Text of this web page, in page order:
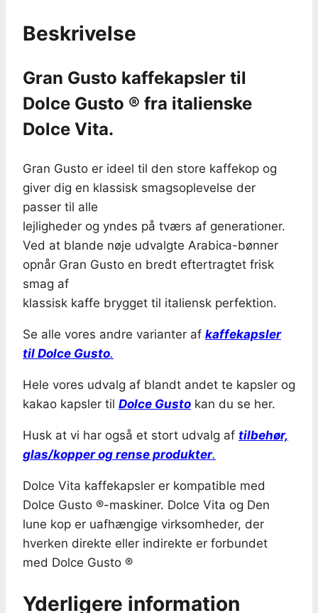
Beskrivelse
Gran Gusto kaffekapsler til
Dolce Gusto ® fra italienske
Dolce Vita.
Gran Gusto er ideel til den store kaffekop og
giver dig en klassisk smagsoplevelse der
passer til alle
lejligheder og yndes på tværs af generationer.
Ved at blande nøje udvalgte Arabica-bønner
opnår Gran Gusto en bredt eftertragtet frisk
smag af
klassisk kaffe brygget til italiensk perfektion.
Se alle vores andre varianter af kaffekapsler
til Dolce Gusto.
Hele vores udvalg af blandt andet te kapsler og
kakao kapsler til Dolce Gusto kan du se her.
Husk at vi har også et stort udvalg af tilbehør,
glas/kopper og rense produkter.
Dolce Vita kaffekapsler er kompatible med
Dolce Gusto ®-maskiner. Dolce Vita og Den
lune kop er uafhængige virksomheder, der
hverken direkte eller indirekte er forbundet
med Dolce Gusto ®
Yderligere information